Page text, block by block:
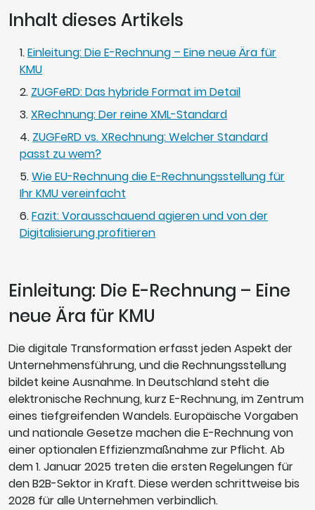
Inhalt dieses Artikels
Einleitung: Die E-Rechnung – Eine neue Ära für
KMU
ZUGFeRD: Das hybride Format im Detail
XRechnung: Der reine XML-Standard
ZUGFeRD vs. XRechnung: Welcher Standard
passt zu wem?
Wie EU-Rechnung die E-Rechnungsstellung für
Ihr KMU vereinfacht
Fazit: Vorausschauend agieren und von der
Digitalisierung profitieren
Einleitung: Die E-Rechnung – Eine
neue Ära für KMU
Die digitale Transformation erfasst jeden Aspekt der
Unternehmensführung, und die Rechnungsstellung
bildet keine Ausnahme. In Deutschland steht die
elektronische Rechnung, kurz E-Rechnung, im Zentrum
eines tiefgreifenden Wandels. Europäische Vorgaben
und nationale Gesetze machen die E-Rechnung von
einer optionalen Effizienzmaßnahme zur Pflicht. Ab
dem 1. Januar 2025 treten die ersten Regelungen für
den B2B-Sektor in Kraft. Diese werden schrittweise bis
2028 für alle Unternehmen verbindlich.